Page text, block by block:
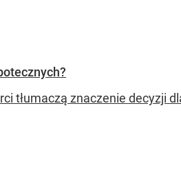
tłumaczą znaczenie decyzji